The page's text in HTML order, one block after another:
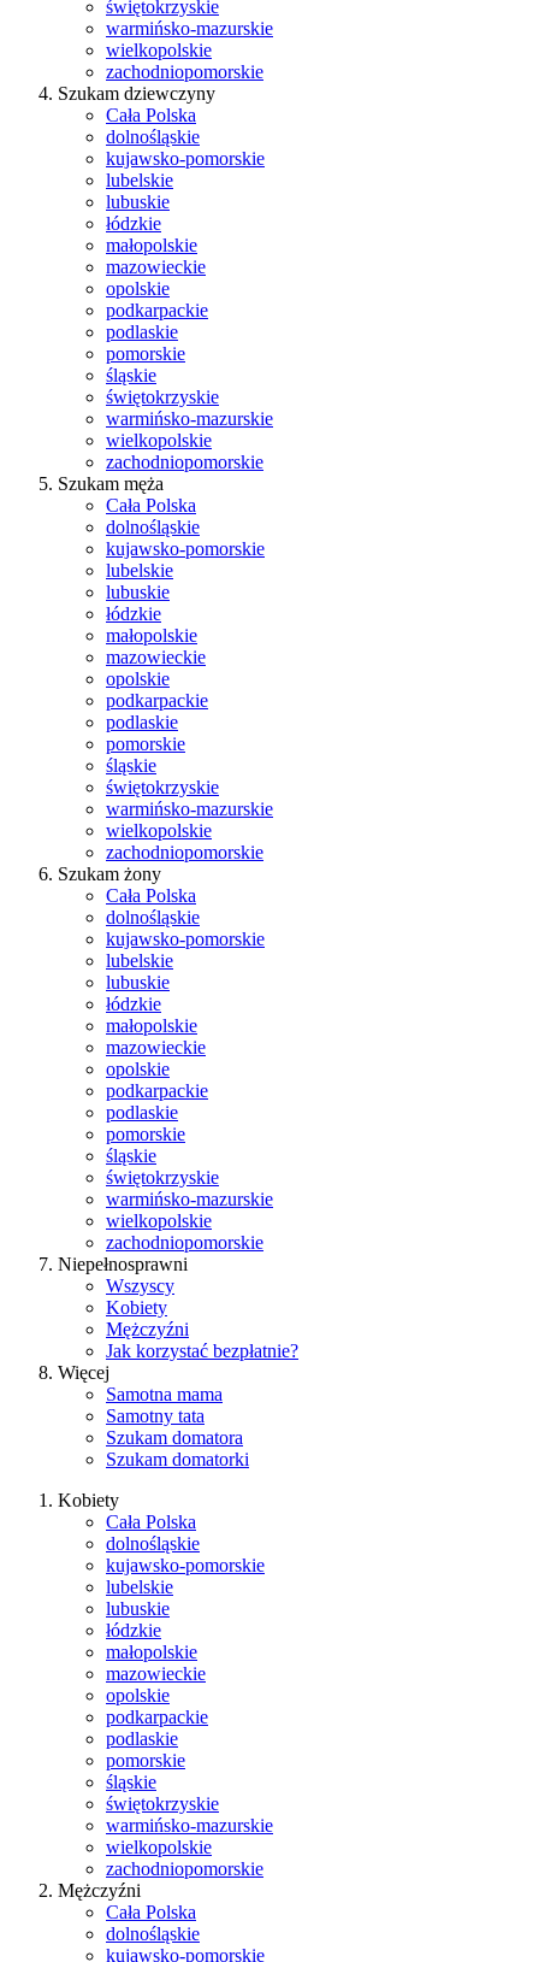
świętokrzyskie
warmińsko-mazurskie
wielkopolskie
zachodniopomorskie
Szukam dziewczyny
Cała Polska
dolnośląskie
kujawsko-pomorskie
lubelskie
lubuskie
łódzkie
małopolskie
mazowieckie
opolskie
podkarpackie
podlaskie
pomorskie
śląskie
świętokrzyskie
warmińsko-mazurskie
wielkopolskie
zachodniopomorskie
Szukam męża
Cała Polska
dolnośląskie
kujawsko-pomorskie
lubelskie
lubuskie
łódzkie
małopolskie
mazowieckie
opolskie
podkarpackie
podlaskie
pomorskie
śląskie
świętokrzyskie
warmińsko-mazurskie
wielkopolskie
zachodniopomorskie
Szukam żony
Cała Polska
dolnośląskie
kujawsko-pomorskie
lubelskie
lubuskie
łódzkie
małopolskie
mazowieckie
opolskie
podkarpackie
podlaskie
pomorskie
śląskie
świętokrzyskie
warmińsko-mazurskie
wielkopolskie
zachodniopomorskie
Niepełnosprawni
Wszyscy
Kobiety
Mężczyźni
Jak korzystać bezpłatnie?
Więcej
Samotna mama
Samotny tata
Szukam domatora
Szukam domatorki
Kobiety
Cała Polska
dolnośląskie
kujawsko-pomorskie
lubelskie
lubuskie
łódzkie
małopolskie
mazowieckie
opolskie
podkarpackie
podlaskie
pomorskie
śląskie
świętokrzyskie
warmińsko-mazurskie
wielkopolskie
zachodniopomorskie
Mężczyźni
Cała Polska
dolnośląskie
kujawsko-pomorskie